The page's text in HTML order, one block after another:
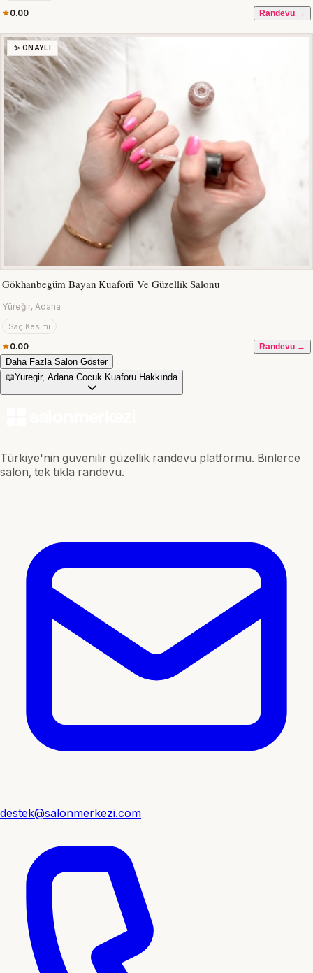
0.00 Randevu →
✨ ONAYLI
Gökhanbegüm Bayan Kuaförü Ve Güzellik Salonu
Yüreğir, Adana
Saç Kesimi
0.00 Randevu →
Daha Fazla Salon Göster
📖Yuregir, Adana Cocuk Kuaforu Hakkında
Türkiye'nin güvenilir güzellik randevu platformu. Binlerce
salon, tek tıkla randevu.
destek@salonmerkezi.com